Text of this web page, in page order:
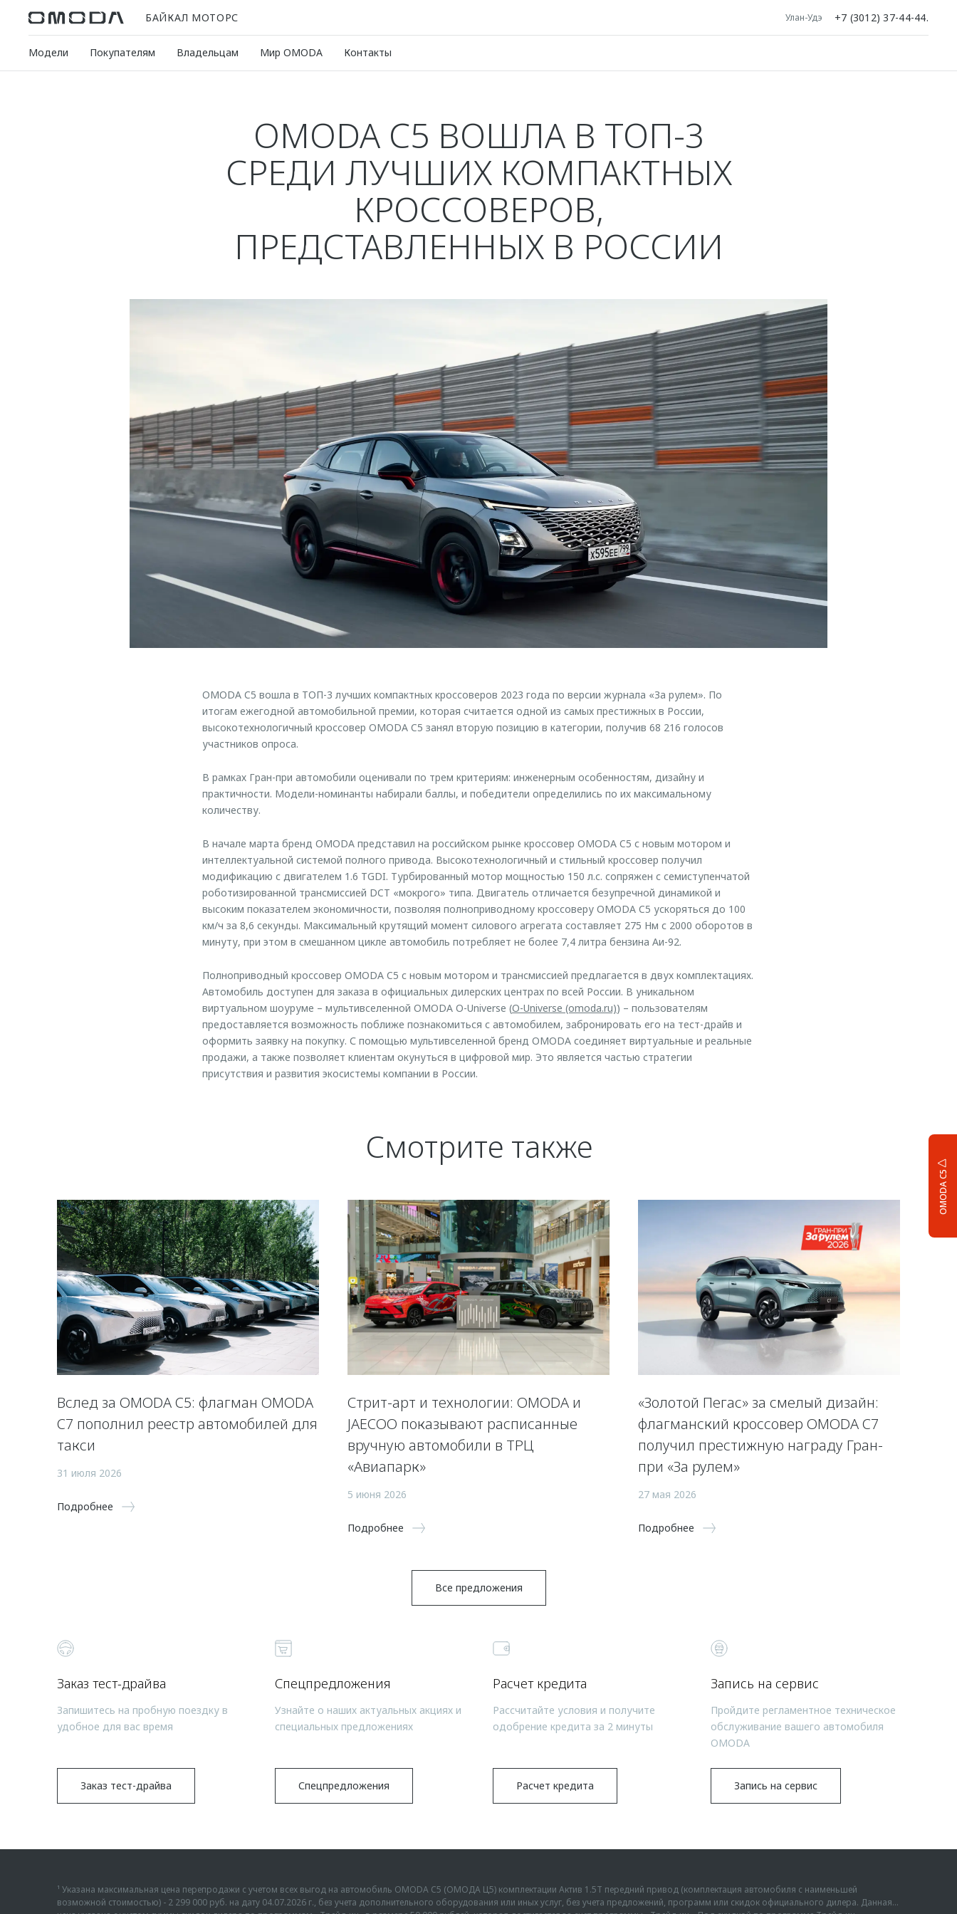
БАЙКАЛ МОТОРС Улан-Удэ +7 (3012) 37-44-44.
Модели Покупателям Владельцам Мир OMODA Контакты
OMODA C5
OMODA C5 ВОШЛА В ТОП-3
СРЕДИ ЛУЧШИХ КОМПАКТНЫХ
КРОССОВЕРОВ,
ПРЕДСТАВЛЕННЫХ В РОССИИ
OMODA C5 вошла в ТОП-3 лучших компактных кроссоверов 2023 года по версии журнала «За рулем». По
итогам ежегодной автомобильной премии, которая считается одной из самых престижных в России,
высокотехнологичный кроссовер OMODA C5 занял вторую позицию в категории, получив 68 216 голосов
участников опроса.
В рамках Гран-при автомобили оценивали по трем критериям: инженерным особенностям, дизайну и
практичности. Модели-номинанты набирали баллы, и победители определились по их максимальному
количеству.
В начале марта бренд OMODA представил на российском рынке кроссовер OMODA C5 с новым мотором и
интеллектуальной системой полного привода. Высокотехнологичный и стильный кроссовер получил
модификацию с двигателем 1.6 TGDI. Турбированный мотор мощностью 150 л.с. сопряжен с семиступенчатой
роботизированной трансмиссией DCT «мокрого» типа. Двигатель отличается безупречной динамикой и
высоким показателем экономичности, позволяя полноприводному кроссоверу OMODA C5 ускоряться до 100
км/ч за 8,6 секунды. Максимальный крутящий момент силового агрегата составляет 275 Нм с 2000 оборотов в
минуту, при этом в смешанном цикле автомобиль потребляет не более 7,4 литра бензина Аи-92.
Полноприводный кроссовер OMODA C5 c новым мотором и трансмиссией предлагается в двух комплектациях.
Автомобиль доступен для заказа в официальных дилерских центрах по всей России. В уникальном
виртуальном шоуруме – мультивселенной OMODA O-Universe (O-Universe (omoda.ru)) – пользователям
предоставляется возможность поближе познакомиться с автомобилем, забронировать его на тест-драйв и
оформить заявку на покупку. С помощью мультивселенной бренд OMODA соединяет виртуальные и реальные
продажи, а также позволяет клиентам окунуться в цифровой мир. Это является частью стратегии
присутствия и развития экосистемы компании в России.
Смотрите также
Вслед за OMODA C5: флагман OMODA
C7 пополнил реестр автомобилей для
такси
31 июля 2026
Подробнее
Стрит-арт и технологии: OMODA и
JAECOO показывают расписанные
вручную автомобили в ТРЦ
«Авиапарк»
5 июня 2026
Подробнее
«Золотой Пегас» за смелый дизайн:
флагманский кроссовер OMODA C7
получил престижную награду Гран-
при «За рулем»
27 мая 2026
Подробнее
Все предложения
Заказ тест-драйва
Запишитесь на пробную поездку в
удобное для вас время
Заказ тест-драйва
Спецпредложения
Узнайте о наших актуальных акциях и
специальных предложениях
Спецпредложения
Расчет кредита
Рассчитайте условия и получите
одобрение кредита за 2 минуты
Расчет кредита
Запись на сервис
Пройдите регламентное техническое
обслуживание вашего автомобиля
OMODA
Запись на сервис
¹ Указана максимальная цена перепродажи с учетом всех выгод на автомобиль OMODA C5 (ОМОДА Ц5) комплектации Актив 1.5Т передний привод (комплектация автомобиля с наименьшей
возможной стоимостью) - 2 299 000 руб. на дату 04.07.2026 г., без учета дополнительного оборудования или иных услуг, без учета предложений, программ или скидок официального дилера. Данная